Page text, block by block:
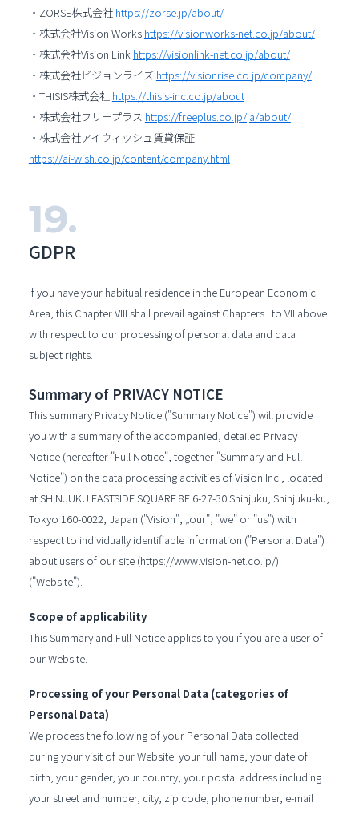
・ZORSE株式会社 https://zorse.jp/about/
・株式会社Vision Works https://visionworks-net.co.jp/about/
・株式会社Vision Link https://visionlink-net.co.jp/about/
・株式会社ビジョンライズ https://visionrise.co.jp/company/
・THISIS株式会社 https://thisis-inc.co.jp/about
・株式会社フリープラス https://freeplus.co.jp/ja/about/
・株式会社アイウィッシュ賃貸保証
https://ai-wish.co.jp/content/company.html
GDPR
If you have your habitual residence in the European Economic
Area, this Chapter VIII shall prevail against Chapters I to VII above
with respect to our processing of personal data and data
subject rights.
Summary of PRIVACY NOTICE
This summary Privacy Notice ("Summary Notice") will provide
you with a summary of the accompanied, detailed Privacy
Notice (hereafter "Full Notice", together "Summary and Full
Notice") on the data processing activities of Vision Inc., located
at SHINJUKU EASTSIDE SQUARE 8F 6-27-30 Shinjuku, Shinjuku-ku,
Tokyo 160-0022, Japan ("Vision", „our", "we" or "us") with
respect to individually identifiable information ("Personal Data")
about users of our site (https://www.vision-net.co.jp/)
("Website").
Scope of applicability
This Summary and Full Notice applies to you if you are a user of
our Website.
Processing of your Personal Data (categories of
Personal Data)
We process the following of your Personal Data collected
during your visit of our Website: your full name, your date of
birth, your gender, your country, your postal address including
your street and number, city, zip code, phone number, e-mail